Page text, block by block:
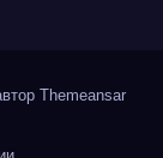
Themeansar